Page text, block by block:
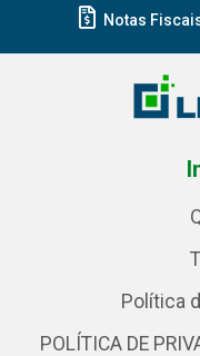
Notas
Política
POLÍTICA DE